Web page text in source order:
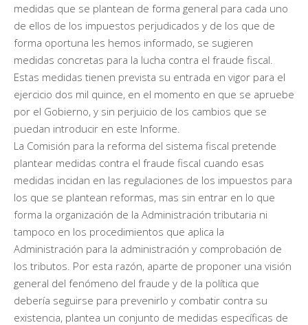
medidas que se plantean de forma general para cada uno
de ellos de los impuestos perjudicados y de los que de
forma oportuna les hemos informado, se sugieren
medidas concretas para la lucha contra el fraude fiscal.
Estas medidas tienen prevista su entrada en vigor para el
ejercicio dos mil quince, en el momento en que se apruebe
por el Gobierno, y sin perjuicio de los cambios que se
puedan introducir en este Informe.
La Comisión para la reforma del sistema fiscal pretende
plantear medidas contra el fraude fiscal cuando esas
medidas incidan en las regulaciones de los impuestos para
los que se plantean reformas, mas sin entrar en lo que
forma la organización de la Administración tributaria ni
tampoco en los procedimientos que aplica la
Administración para la administración y comprobación de
los tributos. Por esta razón, aparte de proponer una visión
general del fenómeno del fraude y de la política que
debería seguirse para prevenirlo y combatir contra su
existencia, plantea un conjunto de medidas específicas de